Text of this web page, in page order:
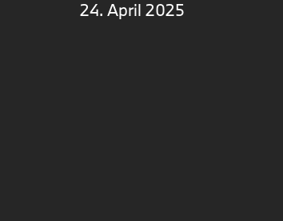
24. April 2025